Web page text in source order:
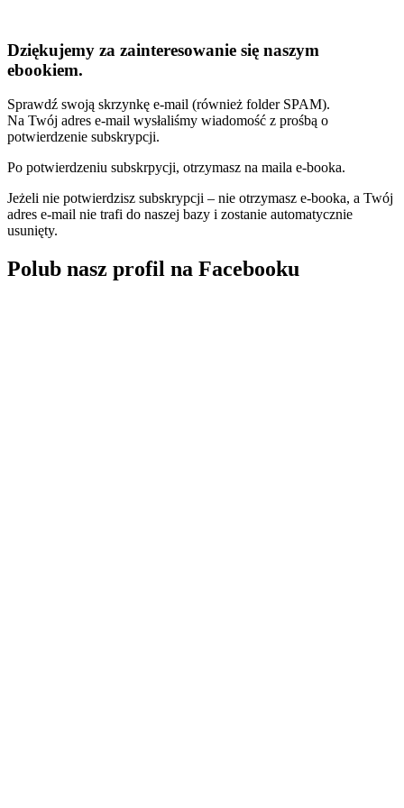
Dziękujemy za zainteresowanie się naszym
ebookiem.
Sprawdź swoją skrzynkę e-mail (również folder SPAM).
Na Twój adres e-mail wysłaliśmy wiadomość z prośbą o
potwierdzenie subskrypcji.
Po potwierdzeniu subskrpycji, otrzymasz na maila e-booka.
Jeżeli nie potwierdzisz subskrypcji – nie otrzymasz e-booka, a Twój
adres e-mail nie trafi do naszej bazy i zostanie automatycznie
usunięty.
Polub nasz profil na Facebooku